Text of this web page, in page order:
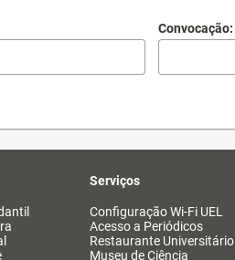
Convocação:
Serviços
Configuração Wi-Fi UEL
Acesso a Periódicos
Restaurante Universitário
Museu de Ciência